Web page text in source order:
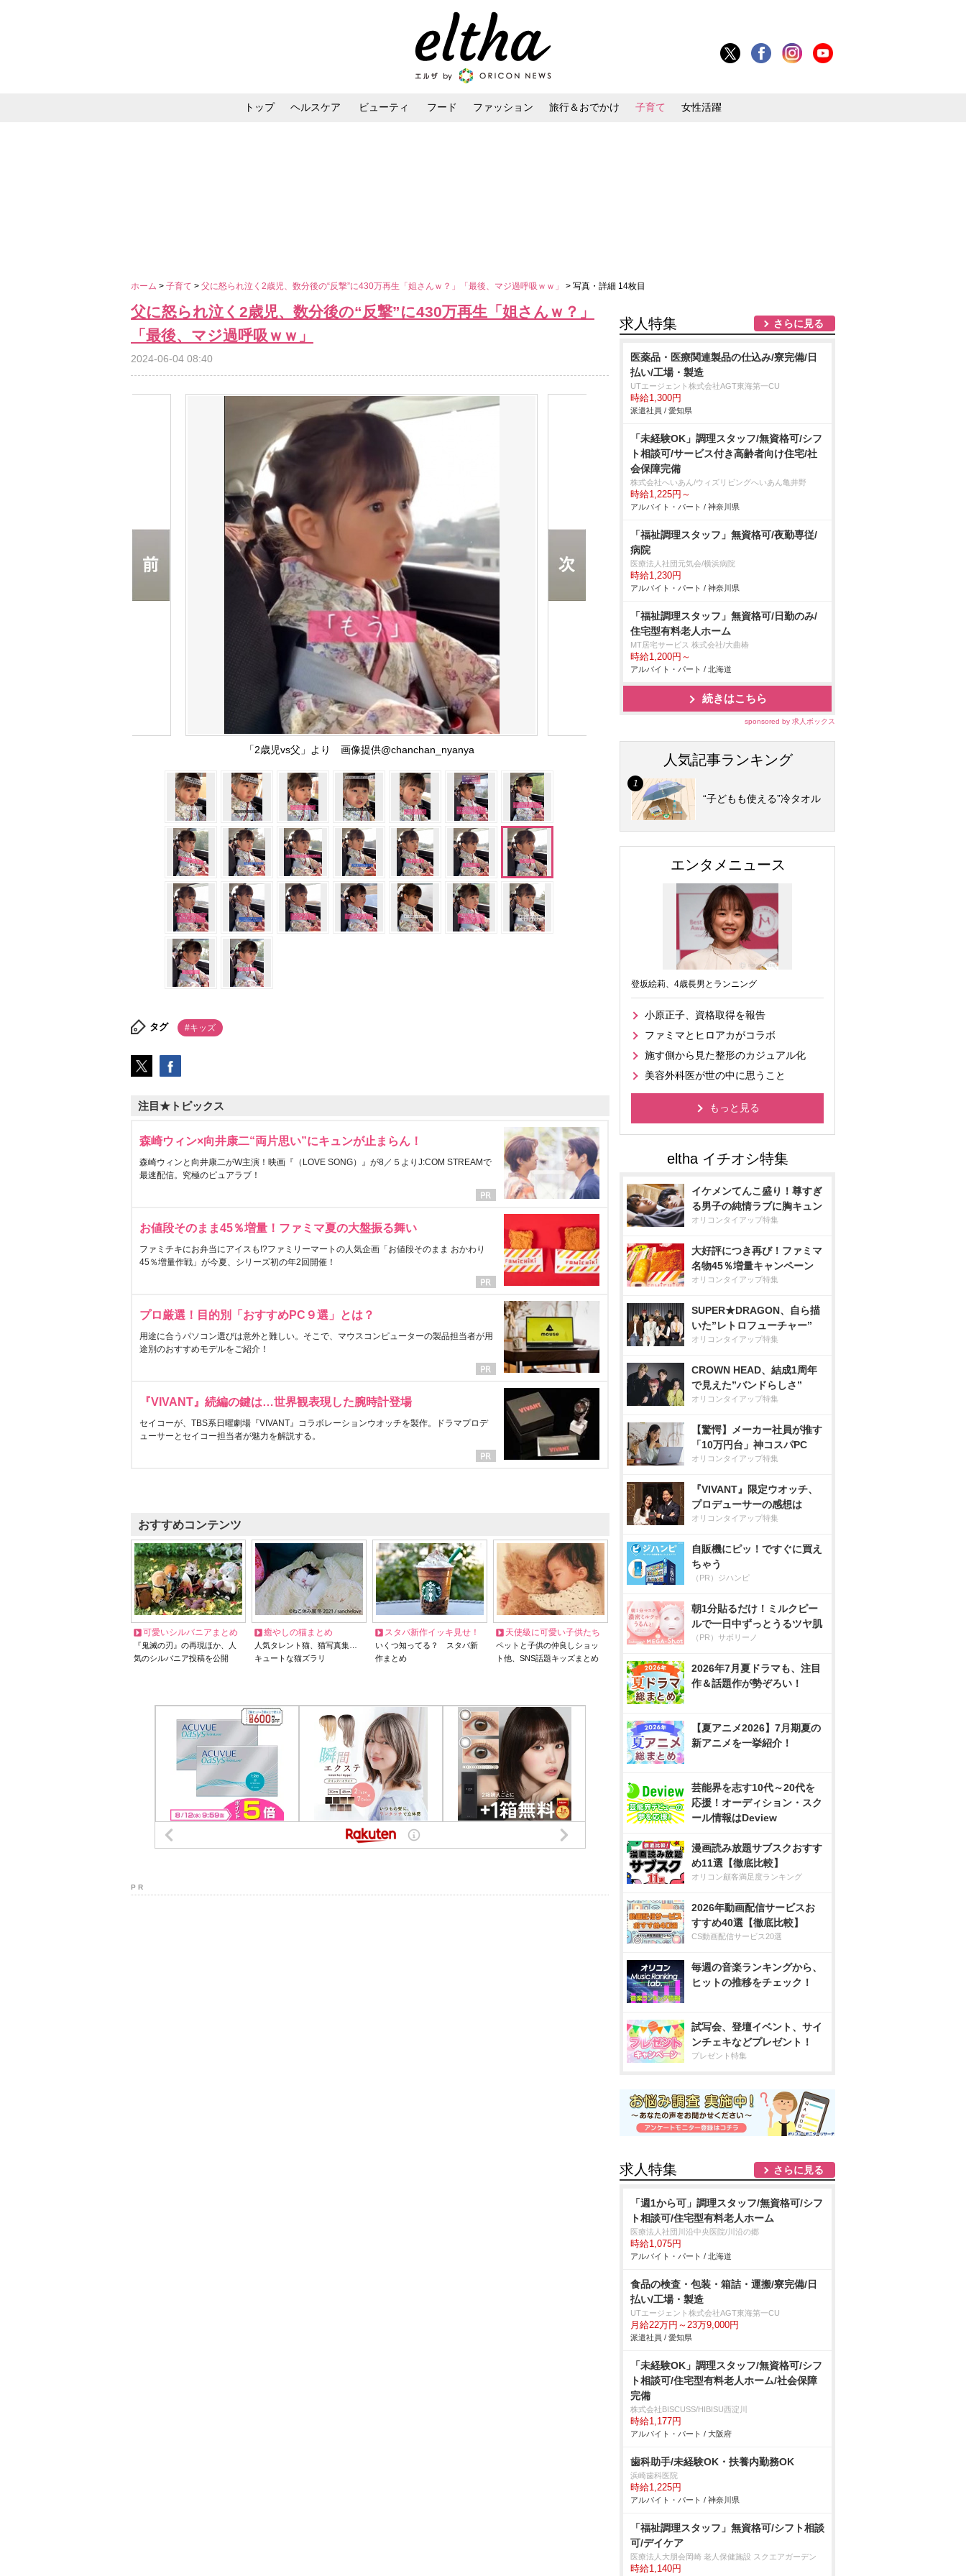
トップ ヘルスケア ビューティ フード ファッション 旅行＆おでかけ 子育て 女性活躍
ホーム > 子育て > 父に怒られ泣く2歳児、数分後の“反撃”に430万再生「姐さんｗ？」「最後、マジ過呼吸ｗｗ」 > 写真・詳細 14枚目
父に怒られ泣く2歳児、数分後の“反撃”に430万再生「姐さんｗ？」
「最後、マジ過呼吸ｗｗ」
2024-06-04 08:40
「2歳児vs父」より 画像提供@chanchan_nyanya
タグ #キッズ
注目★トピックス
森崎ウィン×向井康二“両片思い”にキュンが止まらん！
森崎ウィンと向井康二がW主演！映画『（LOVE SONG）』が8／５よりJ:COM STREAMで
最速配信。究極のピュアラブ！
お値段そのまま45％増量！ファミマ夏の大盤振る舞い
ファミチキにお弁当にアイスも!?ファミリーマートの人気企画「お値段そのまま おかわり
45％増量作戦」が今夏、シリーズ初の年2回開催！
プロ厳選！目的別「おすすめPC９選」とは？
用途に合うパソコン選びは意外と難しい。そこで、マウスコンピューターの製品担当者が用
途別のおすすめモデルをご紹介！
『VIVANT』続編の鍵は…世界観表現した腕時計登場
セイコーが、TBS系日曜劇場『VIVANT』コラボレーションウオッチを製作。ドラマプロデ
ューサーとセイコー担当者が魅力を解説する。
おすすめコンテンツ
可愛いシルバニアまとめ
『鬼滅の刃』の再現ほか、人
気のシルバニア投稿を公開
癒やしの猫まとめ
人気タレント猫、猫写真集…
キュートな猫ズラリ
スタバ新作イッキ見せ！
いくつ知ってる？ スタバ新
作まとめ
天使級に可愛い子供たち
ペットと子供の仲良しショッ
ト他、SNS話題キッズまとめ
P R
求人特集 さらに見る
医薬品・医療関連製品の仕込み/寮完備/日
払い/工場・製造
UTエージェント株式会社AGT東海第一CU
時給1,300円
派遣社員 / 愛知県
「未経験OK」調理スタッフ/無資格可/シフ
ト相談可/サービス付き高齢者向け住宅/社
会保障完備
株式会社へいあん/ウィズリビングへいあん亀井野
時給1,225円～
アルバイト・パート / 神奈川県
「福祉調理スタッフ」無資格可/夜勤専従/
病院
医療法人社団元気会/横浜病院
時給1,230円
アルバイト・パート / 神奈川県
「福祉調理スタッフ」無資格可/日勤のみ/
住宅型有料老人ホーム
MT居宅サービス 株式会社/大曲椿
時給1,200円～
アルバイト・パート / 北海道
続きはこちら
sponsored by 求人ボックス
人気記事ランキング
“子どもも使える”冷タオル
エンタメニュース
登坂絵莉、4歳長男とランニング
小原正子、資格取得を報告
ファミマとヒロアカがコラボ
施す側から見た整形のカジュアル化
美容外科医が世の中に思うこと
もっと見る
イケメンてんこ盛り！尊すぎ
る男子の純情ラブに胸キュン
オリコンタイアップ特集
大好評につき再び！ファミマ
名物45％増量キャンペーン
オリコンタイアップ特集
SUPER★DRAGON、自ら描
いた”レトロフューチャー”
オリコンタイアップ特集
CROWN HEAD、結成1周年
で見えた”バンドらしさ”
オリコンタイアップ特集
【驚愕】メーカー社員が推す
「10万円台」神コスパPC
オリコンタイアップ特集
『VIVANT』限定ウオッチ、
プロデューサーの感想は
オリコンタイアップ特集
自販機にピッ！ですぐに買え
ちゃう
（PR）ジハンピ
朝1分貼るだけ！ミルクピー
ルで一日中ずっとうるツヤ肌
（PR）サボリーノ
2026年7月夏ドラマも、注目
作＆話題作が勢ぞろい！
【夏アニメ2026】7月期夏の
新アニメを一挙紹介！
芸能界を志す10代～20代を
応援！オーディション・スク
ール情報はDeview
漫画読み放題サブスクおすす
め11選【徹底比較】
オリコン顧客満足度ランキング
2026年動画配信サービスお
すすめ40選【徹底比較】
CS動画配信サービス20選
毎週の音楽ランキングから、
ヒットの推移をチェック！
試写会、登壇イベント、サイ
ンチェキなどプレゼント！
プレゼント特集
求人特集 さらに見る
「週1から可」調理スタッフ/無資格可/シフ
ト相談可/住宅型有料老人ホーム
医療法人社団川沿中央医院/川沿の郷
時給1,075円
アルバイト・パート / 北海道
食品の検査・包装・箱詰・運搬/寮完備/日
払い/工場・製造
UTエージェント株式会社AGT東海第一CU
月給22万円～23万9,000円
派遣社員 / 愛知県
「未経験OK」調理スタッフ/無資格可/シフ
ト相談可/住宅型有料老人ホーム/社会保障
完備
株式会社BISCUSS/HIBISU西淀川
時給1,177円
アルバイト・パート / 大阪府
歯科助手/未経験OK・扶養内勤務OK
浜崎歯科医院
時給1,225円
アルバイト・パート / 神奈川県
「福祉調理スタッフ」無資格可/シフト相談
可/デイケア
医療法人大朋会岡崎 老人保健施設 スクエアガーデン
時給1,140円